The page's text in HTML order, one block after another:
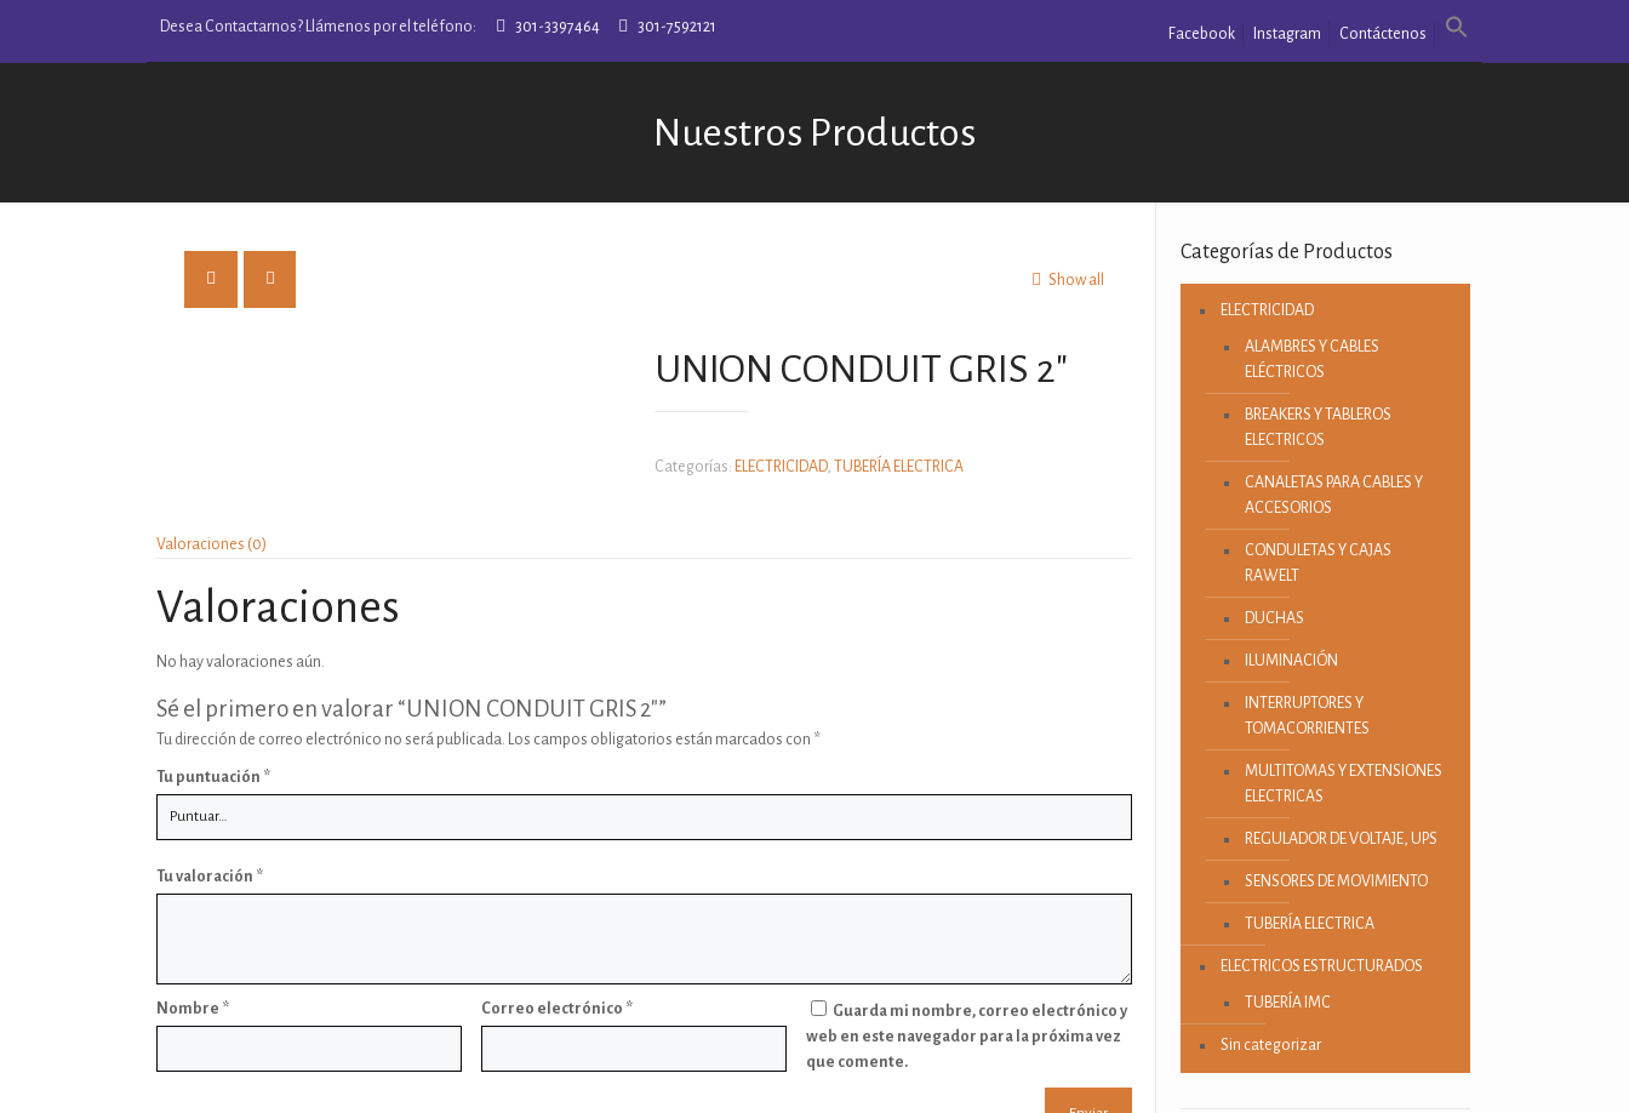
Desea Contactarnos? Llámenos por el teléfono: 301-3397464 301-7592121 Facebook Instagram Contáctenos
Nuestros Productos
Show all
UNION CONDUIT GRIS 2″
Categorías: ELECTRICIDAD, TUBERÍA ELECTRICA
Valoraciones (0)
Valoraciones
No hay valoraciones aún.
Sé el primero en valorar “UNION CONDUIT GRIS 2″”
Tu dirección de correo electrónico no será publicada. Los campos obligatorios están marcados con *
Tu puntuación *
Tu valoración *
Nombre * Correo electrónico *
Guarda mi nombre, correo electrónico y
web en este navegador para la próxima vez
que comente.
Categorías de Productos
ELECTRICIDAD
ALAMBRES Y CABLES
ELÉCTRICOS
BREAKERS Y TABLEROS
ELECTRICOS
CANALETAS PARA CABLES Y
ACCESORIOS
CONDULETAS Y CAJAS
RAWELT
DUCHAS
ILUMINACIÓN
INTERRUPTORES Y
TOMACORRIENTES
MULTITOMAS Y EXTENSIONES
ELECTRICAS
REGULADOR DE VOLTAJE, UPS
SENSORES DE MOVIMIENTO
TUBERÍA ELECTRICA
ELECTRICOS ESTRUCTURADOS
TUBERÍA IMC
Sin categorizar